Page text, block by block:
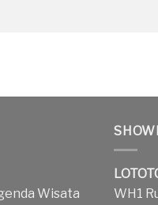
Wisata
WH1